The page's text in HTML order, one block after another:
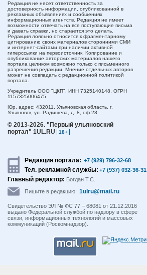
Редакция не несет ответственность за
достоверность информации, опубликованной в
рекламных объявлениях и сообщениях
информационных агентств. Редакция не имеет
возможности отвечать на все поступающие письма
и давать справки, но старается это делать.
Редакция лояльно относится к фрагментарному
цитированию своих материалов сторонними СМИ
и интернет-сайтами при наличии активной
гиперссылки на первоисточник. Копирование и
опубликование авторских материалов нашего
портала целиком возможно только с письменного
разрешения редакции. Мнение отдельных авторов
может не совпадать с редакционной политикой
портала.
Учредитель ООО "ЦКП". ИНН 7325140148, ОГРН
1157325006475
Юр. адрес: 432011, Ульяновская область, г.
Ульяновск, ул. Радищева, д. 8, оф.28
© 2013-2026. "Первый ульяновский
портал" 1UL.RU
18+
Редакция портала: +7 (929) 796-32-68
Тел. рекламной службы: +7 (937) 032-36-31
Главный редактор: Богдан Т.С.
Пишите в редакцию: 1ulru@mail.ru
Свидетельство ЭЛ № ФС 77 – 68081 от 21.12.2016
выдано Федеральной службой по надзору в сфере
связи, информационных технологий и массовых
коммуникаций (Роскомнадзор).